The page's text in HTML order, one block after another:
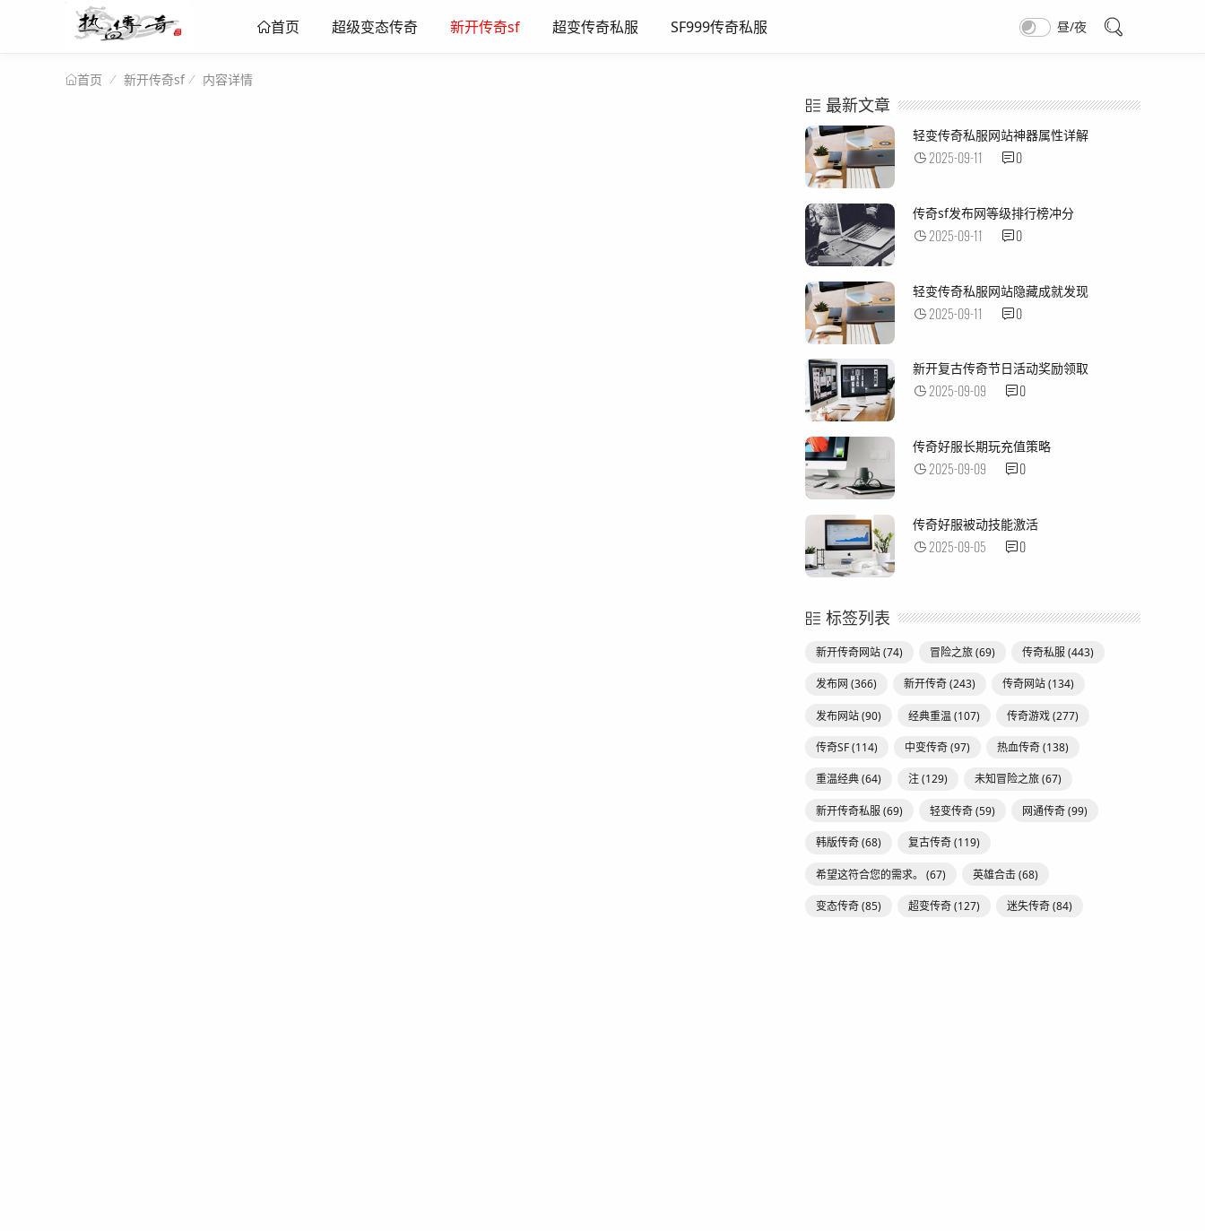
首页 超级变态传奇 新开传奇sf 超变传奇私服 SF999传奇私服 昼/夜
首页 新开传奇sf 内容详情
最新文章
轻变传奇私服网站神器属性详解
2025-09-11 0
传奇sf发布网等级排行榜冲分
2025-09-11 0
轻变传奇私服网站隐藏成就发现
2025-09-11 0
新开复古传奇节日活动奖励领取
2025-09-09 0
传奇好服长期玩充值策略
2025-09-09 0
传奇好服被动技能激活
2025-09-05 0
标签列表
新开传奇网站(74) 冒险之旅(69) 传奇私服(443)
发布网 (366) 新开传奇(243) 传奇网站(134)
发布网站(90) 经典重温 (107) 传奇游戏(277)
传奇SF(114) 中变传奇(97) 热血传奇(138)
重温经典(64) 注(129) 未知冒险之旅(67)
新开传奇私服(69) 轻变传奇(59) 网通传奇(99)
韩版传奇(68) 复古传奇(119)
希望这符合您的需求。 (67) 英雄合击(68)
变态传奇(85) 超变传奇(127) 迷失传奇(84)